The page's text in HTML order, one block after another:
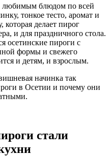
любимым блюдом по всей
тонкое тесто, аромат и
делает пирог
и для праздничного стола.
осетинские пироги с
формы и свежего
и детям, и взрослым.
начинка так
в Осетии и почему они
стали